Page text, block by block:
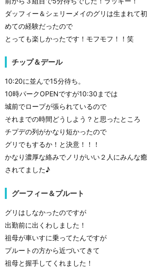
ダッフィー＆シェリーメイのグリは生まれて初
めての経験だったので
とっても楽しかったです！モフモフ！！笑
チップ＆デール
10:20に並んで15分待ち。
10時パークOPENですが10:30までは
城前でロープが張られているので
それまでの時間どうしよう？と思ったところ
チプデの列がかなり短かったので
グリでもするか！と決意！！！
かなり濃厚な絡みでノリがいい２人にみんな癒
されてました♪
グーフィー＆プルート
グリはしなかったのですが
出勤前に出くわしました！
祖母が車いすに乗ってたんですが
プルートの方から近づいてきて
祖母と握手してくれました！